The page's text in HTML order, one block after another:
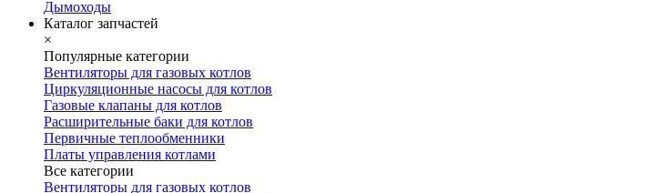
Дымоходы
Каталог запчастей
×
Популярные категории
Вентиляторы для газовых котлов
Циркуляционные насосы для котлов
Газовые клапаны для котлов
Расширительные баки для котлов
Первичные теплообменники
Платы управления котлами
Все категории
Вентиляторы для газовых котлов